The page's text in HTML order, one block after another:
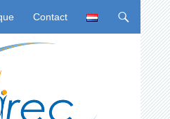
Contact